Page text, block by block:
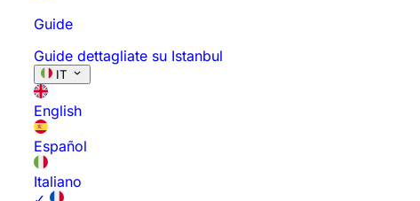
Guide
Guide dettagliate su Istanbul
IT
English
Español
Italiano